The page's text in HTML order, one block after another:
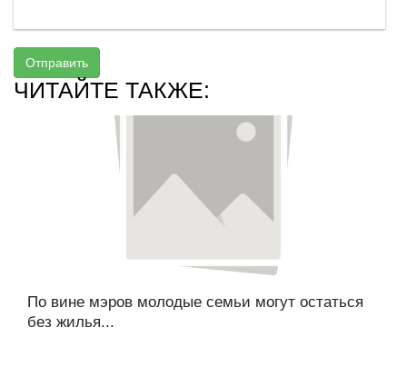
Отправить
ЧИТАЙТЕ ТАКЖЕ:
По вине мэров молодые семьи могут остаться
без жилья...